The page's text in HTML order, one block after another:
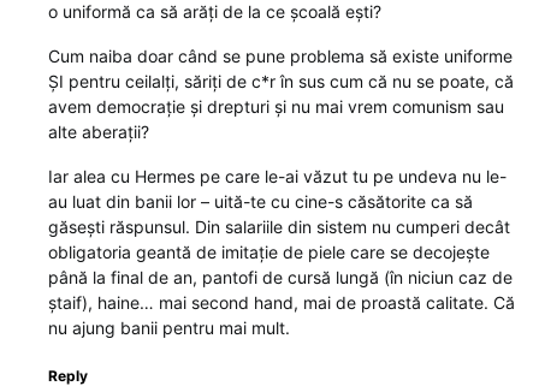
o uniformă ca să arăți de la ce școală ești?
Cum naiba doar când se pune problema să existe uniforme
ȘI pentru ceilalți, săriți de c*r în sus cum că nu se poate, că
avem democrație și drepturi și nu mai vrem comunism sau
alte aberații?
Iar alea cu Hermes pe care le-ai văzut tu pe undeva nu le-
au luat din banii lor – uită-te cu cine-s căsătorite ca să
găsești răspunsul. Din salariile din sistem nu cumperi decât
obligatoria geantă de imitație de piele care se decojește
până la final de an, pantofi de cursă lungă (în niciun caz de
ștaif), haine… mai second hand, mai de proastă calitate. Că
nu ajung banii pentru mai mult.
Reply